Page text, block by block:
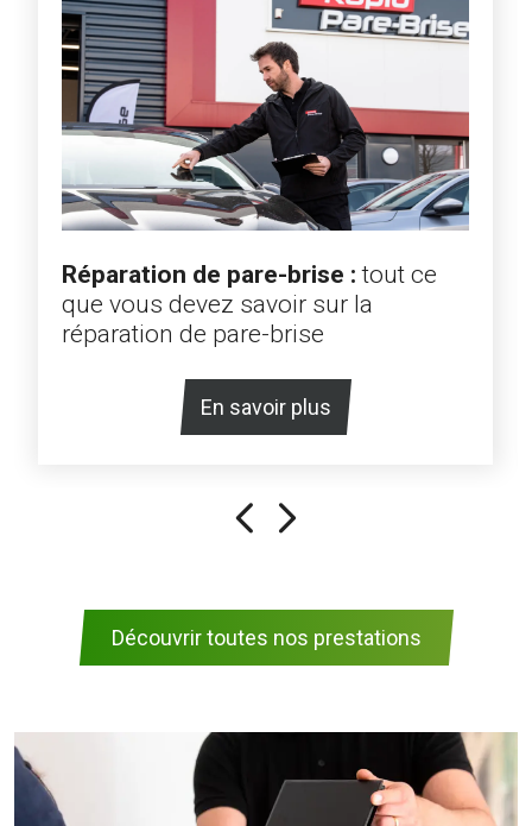
Réparation de pare-brise :tout ce
que vous devez savoir sur la
réparation de pare-brise
En savoir plus
Découvrir toutes nos prestations